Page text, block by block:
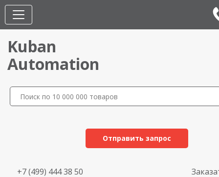
Kuban
Automation
Отправить запрос
+7 (499) 444 38 50